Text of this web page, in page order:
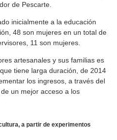
de Pescarte.
inicialmente a la educación
48 son mujeres en un total de
11 son mujeres.
artesanales y sus familias es
tiene larga duración, de 2014
los ingresos, a través del
un mejor acceso a los
a partir de experimentos